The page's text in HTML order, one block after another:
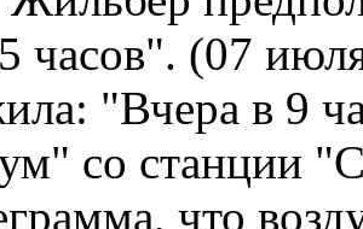
часов". (07
"Вчера в 9
со станции
что